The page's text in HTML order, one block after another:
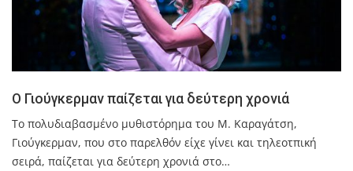
Ο Γιούγκερμαν παίζεται για δεύτερη χρονιά
Το πολυδιαβασμένο μυθιστόρημα του Μ. Καραγάτση,
Γιούγκερμαν, που στο παρελθόν είχε γίνει και τηλεοτπική
σειρά, παίζεται για δεύτερη χρονιά στο…